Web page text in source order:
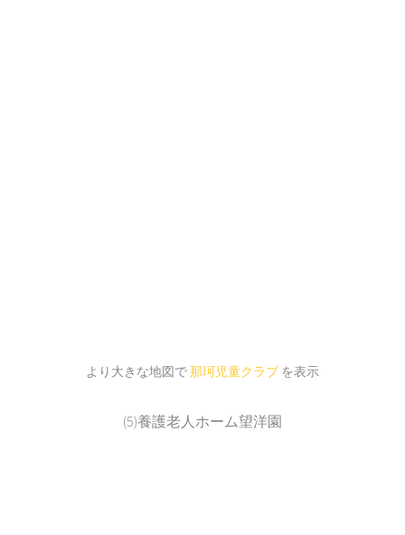
より大きな地図で那珂児童クラブ を表示
(5)養護老人ホーム望洋園